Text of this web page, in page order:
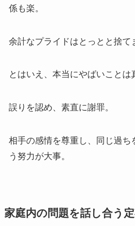
係も楽。
余計なプライドはとっとと捨て
とはいえ、本当にやばいことは
誤りを認め、素直に謝罪。
相手の感情を尊重し、同じ過ち
う努力が大事。
家庭内の問題を話し合う